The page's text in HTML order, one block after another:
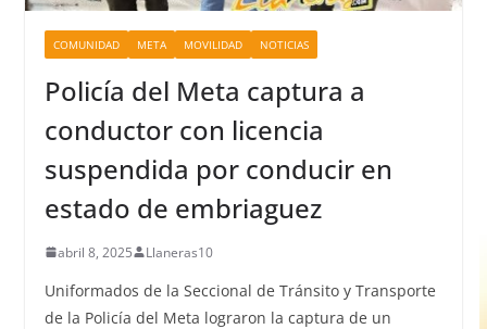
COMUNIDAD META MOVILIDAD NOTICIAS
Policía del Meta captura a
conductor con licencia
suspendida por conducir en
estado de embriaguez
abril 8, 2025 Llaneras10
Uniformados de la Seccional de Tránsito y Transporte
de la Policía del Meta lograron la captura de un